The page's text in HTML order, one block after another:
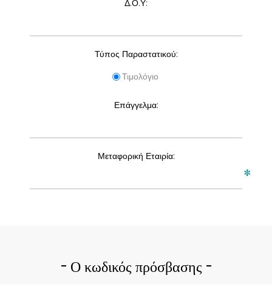
Δ.Ο.Υ:
Τύπος Παραστατικού:
Τιμολόγιο
Επάγγελμα:
Μεταφορική Εταιρία:
*
Ο κωδικός πρόσβασης